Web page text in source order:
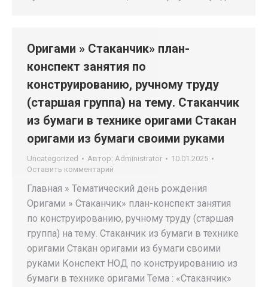
Оригами » Стаканчик» план-
конспект занятия по
конструированию, ручному труду
(старшая группа) на тему. Стаканчик
из бумаги в технике оригами Стакан
оригами из бумаги своими руками
Uncategorized Автор: Administrator
10.01.2025
Оставить комментарий
Главная » Тематический день рождения
Оригами » Стаканчик» план-конспект занятия
по конструированию, ручному труду (старшая
группа) на тему. Стаканчик из бумаги в технике
оригами Стакан оригами из бумаги своими
руками Конспект НОД по конструированию из
бумаги в технике оригами Тема : «Стаканчик»